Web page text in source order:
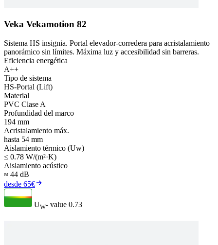
Veka Vekamotion 82
Sistema HS insignia. Portal elevador-corredera para acristalamiento
panorámico sin límites. Máxima luz y accesibilidad sin barreras.
Eficiencia energética
A++
Tipo de sistema
HS-Portal (Lift)
Material
PVC Clase A
Profundidad del marco
194 mm
Acristalamiento máx.
hasta 54 mm
Aislamiento térmico (Uw)
≤ 0.78 W/(m²·K)
Aislamiento acústico
≈ 44 dB
desde 65€
UW- value 0.73